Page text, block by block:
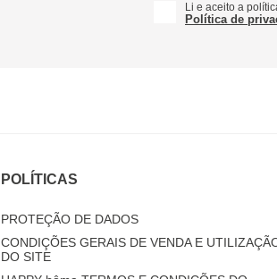
Li e aceito a
Política de
POLÍTICAS
PROTEÇÃO DE DADOS
CONDIÇÕES GERAIS DE VENDA E
DO SITE